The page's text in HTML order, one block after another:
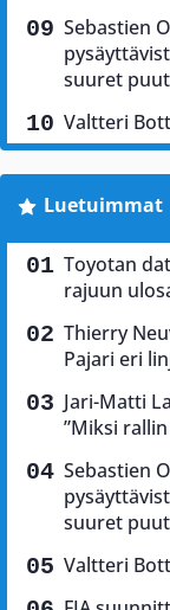
Sebastien
suuret
Valtteri
Luetuimmat
Toyotan
rajuun
Thierry
Pajari eri
Jari-Matti
”Miksi
Sebastien
suuret
Valtteri